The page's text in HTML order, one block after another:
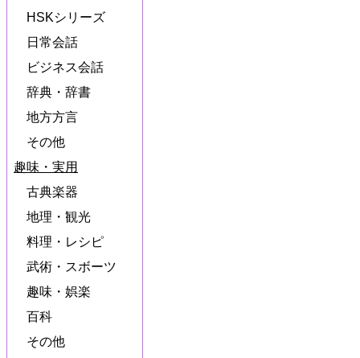
HSKシリーズ
日常会話
ビジネス会話
辞典・辞書
地方方言
その他
趣味・実用
古典楽器
地理・観光
料理・レシピ
武術・スボーツ
趣味・娯楽
百科
その他